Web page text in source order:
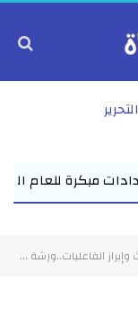
موسع يجمع نواب
عمل لإعلام مستقبل وطن القنايات